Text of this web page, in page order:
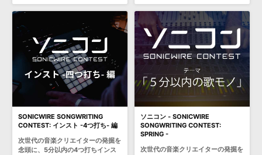
SONICWIRE SONGWRITING
CONTEST: インスト -4つ打ち- 編
次世代の音楽クリエイターの発掘を
念頭に、5分以内の4つ打ちインス
ソニコン - SONICWIRE
SONGWRITING CONTEST:
SPRING -
次世代の音楽クリエイターの発掘を